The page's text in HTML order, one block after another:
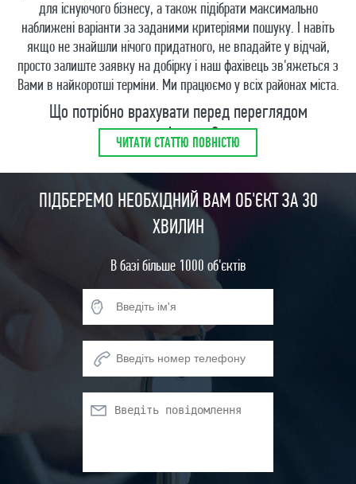
для існуючого бізнесу, а також підібрати максимально
наближені варіанти за заданими критеріями пошуку. І навіть
якщо не знайшли нічого придатного, не впадайте у відчай,
просто залиште заявку на добірку і наш фахівець зв'яжеться з
Вами в найкоротші терміни. Ми працюємо у всіх районах міста.
Що потрібно врахувати перед переглядом
приміщення?
Бажано визначитися із розташуванням.
Якщо потрібен максимальний пішохідний трафік, варто
звернути увагу на центральну частину міста, станції метро, ​​
великі торгово-розважальні центри, вокзали і площі.
У такому разі вибір сприятливого спального району із зручною
транспортною розв'язкою не залишайте поза увагою. Існуючим
клієнтам буде комфортніше добиратися до Вас, якщо це не на
околиці міста і повірте, що їхня пунктуальність лише
збільшуватиметься від зручності транспортної розв'язки.
Гонитва за дешевизною.
Якщо все вище сказане не ставитиметься до Вашої справи, то
низькою ціною часто доводиться стикатися з деякими
нюансами: висока вартість комунальних платежів, відсутність
ЧИТАТИ СТАТТЮ ПОВНІСТЮ
ПІДБЕРЕМО НЕОБХІДНИЙ ВАМ ОБ'ЄКТ ЗА 30
ХВИЛИН
В базі більше 1000 об'єктів